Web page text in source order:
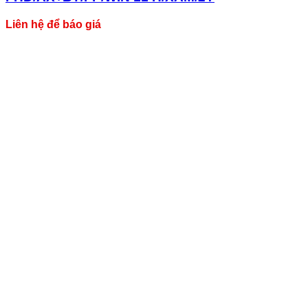
Liên hệ để báo giá